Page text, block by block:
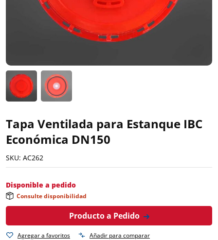
Tapa Ventilada para Estanque IBC
Económica DN150
SKU: AC262
Disponible a pedido
Consulte disponibilidad
Producto a Pedido
Agregar a favoritos Añadir para comparar